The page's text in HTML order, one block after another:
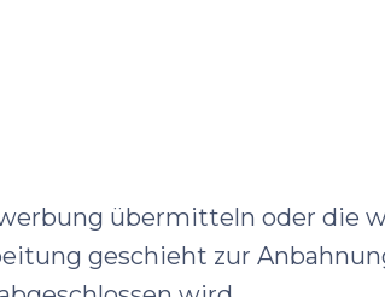
übermitteln oder die
geschieht zur